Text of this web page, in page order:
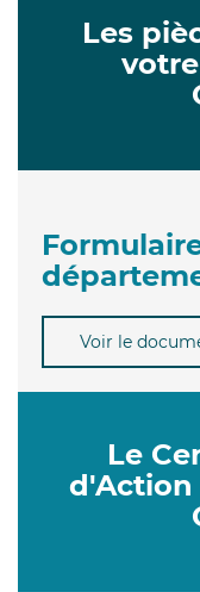
Les
Voir le
Le
d'Action